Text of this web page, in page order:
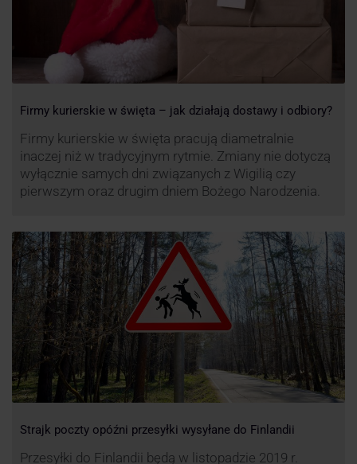
Firmy kurierskie w święta – jak działają dostawy i odbiory?
Firmy kurierskie w święta pracują diametralnie
inaczej niż w tradycyjnym rytmie. Zmiany nie dotyczą
wyłącznie samych dni związanych z Wigilią czy
pierwszym oraz drugim dniem Bożego Narodzenia.
Strajk poczty opóźni przesyłki wysyłane do Finlandii
Przesyłki do Finlandii będą w listopadzie 2019 r.